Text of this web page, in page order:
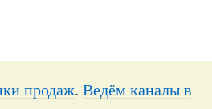
продаж. Ведём каналы в